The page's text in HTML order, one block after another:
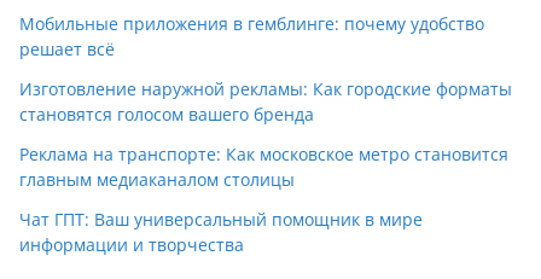
Мобильные приложения в гемблинге: почему удобство
решает всё
Изготовление наружной рекламы: Как городские форматы
становятся голосом вашего бренда
Реклама на транспорте: Как московское метро становится
главным медиаканалом столицы
Чат ГПТ: Ваш универсальный помощник в мире
информации и творчества